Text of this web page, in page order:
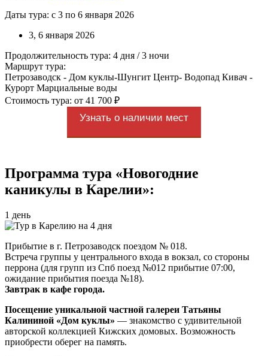
Даты тура: с 3 по 6 января 2026
3, 6 января 2026
Продолжительность тура: 4 дня / 3 ночи
Маршрут тура:
Петрозаводск - Дом куклы-Шунгит Центр- Водопад Кивач -
Курорт Марциальные воды
Стоимость тура: от 41 700 ₽
Узнать о наличии мест
Программа тура «Новогодние
каникулы в Карелии»:
1 день
Прибытие в г. Петрозаводск поездом № 018.
Встреча группы у центрального входа в вокзал, со стороны
перрона (для групп из Спб поезд №012 прибытие 07:00,
ожидание прибытия поезда №18).
Завтрак в кафе города.
Посещение уникальной частной галереи Татьяны
Калининой «Дом куклы» — знакомство с удивительной
авторской коллекцией Кижских домовых. Возможность
приобрести оберег на память.